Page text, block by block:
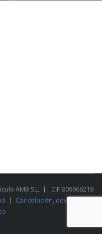
AMB S.L
CIF B09966219
Cancelación, devolución y